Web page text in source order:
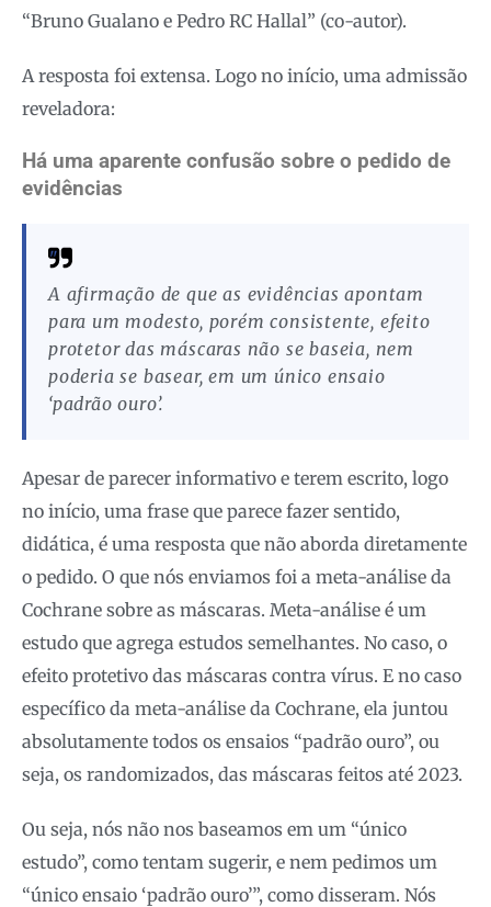
“Bruno Gualano e Pedro RC Hallal” (co-autor).
A resposta foi extensa. Logo no início, uma admissão
reveladora:
Há uma aparente confusão sobre o pedido de
evidências
A afirmação de que as evidências apontam
para um modesto, porém consistente, efeito
protetor das máscaras não se baseia, nem
poderia se basear, em um único ensaio
‘padrão ouro’.
Apesar de parecer informativo e terem escrito, logo
no início, uma frase que parece fazer sentido,
didática, é uma resposta que não aborda diretamente
o pedido. O que nós enviamos foi a meta-análise da
Cochrane sobre as máscaras. Meta-análise é um
estudo que agrega estudos semelhantes. No caso, o
efeito protetivo das máscaras contra vírus. E no caso
específico da meta-análise da Cochrane, ela juntou
absolutamente todos os ensaios “padrão ouro”, ou
seja, os randomizados, das máscaras feitos até 2023.
Ou seja, nós não nos baseamos em um “único
estudo”, como tentam sugerir, e nem pedimos um
“único ensaio ‘padrão ouro’”, como disseram. Nós